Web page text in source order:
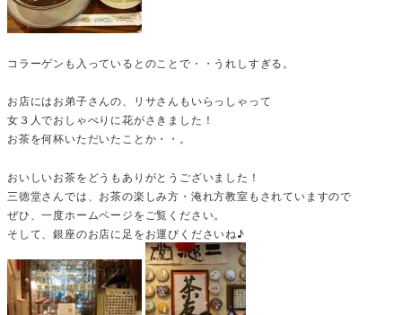
コラーゲンも入っているとのことで・・うれしすぎる。
お店にはお弟子さんの、リサさんもいらっしゃって
女３人でおしゃべりに花がさきました！
お茶を何杯いただいたことか・・。
おいしいお茶をどうもありがとうございました！
三徳堂さんでは、お茶の楽しみ方・淹れ方教室もされていますので
ぜひ、一度ホームページをご覧ください。
そして、銀座のお店に足をお運びくださいね♪